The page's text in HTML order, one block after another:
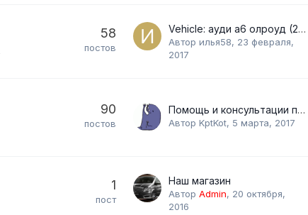
58
постов
Vehicle: ауди а6 олроуд (2002)
Автор илья58, 23 февраля,
2017
90
постов
Помощь и консультации по покупкам на Ebay
Автор KptKot, 5 марта, 2017
1
пост
Наш магазин
Автор Admin, 20 октября,
2016